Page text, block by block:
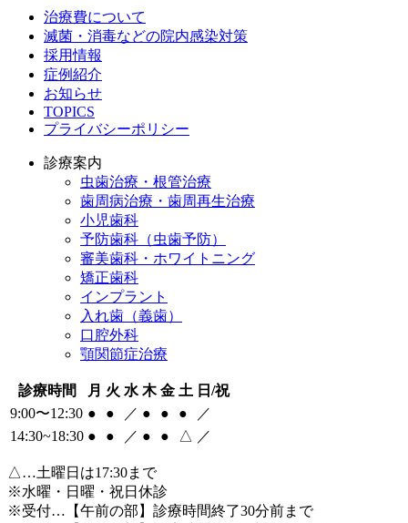
治療費について
滅菌・消毒などの院内感染対策
採用情報
症例紹介
お知らせ
TOPICS
プライバシーポリシー
診療案内
虫歯治療・根管治療
歯周病治療・歯周再生治療
小児歯科
予防歯科（虫歯予防）
審美歯科・ホワイトニング
矯正歯科
インプラント
入れ歯（義歯）
口腔外科
顎関節症治療
診療時間 月 火 水 木 金 土 日/祝
9:00〜12:30 ● ● ／ ● ● ●
／
14:30~18:30 ● ● ／ ● ● △ ／
△…土曜日は17:30まで
※水曜・日曜・祝日休診
※受付…【午前の部】診療時間終了30分前まで